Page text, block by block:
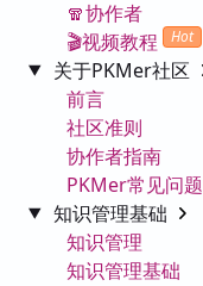
🧣协作者
🎬视频教程
Hot
关于PKMer社区
前言
社区准则
协作者指南
PKMer常见问题
知识管理基础
知识管理
知识管理基础